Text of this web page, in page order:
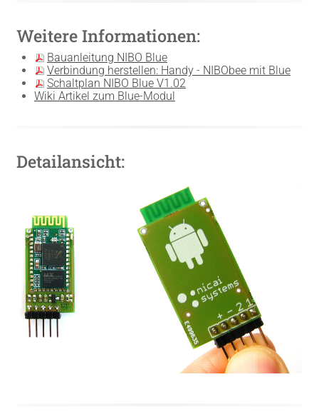
Weitere Informationen:
Bauanleitung NIBO Blue
Verbindung herstellen: Handy - NIBObee mit Blue
Schaltplan NIBO Blue V1.02
Wiki Artikel zum Blue-Modul
Detailansicht: